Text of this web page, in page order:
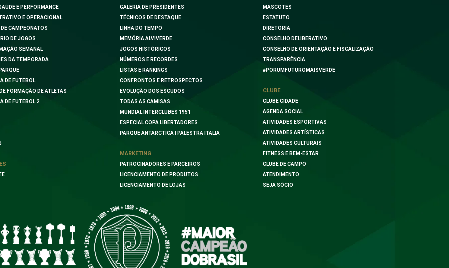
E PERFORMANCE
E OPERACIONAL
CAMPEONATOS
DE JOGOS
SEMANAL
DA TEMPORADA
DE FUTEBOL
FORMAÇÃO DE ATLETAS
DE FUTEBOL 2
GALERIA DE PRESIDENTES
TÉCNICOS DE DESTAQUE
LINHA DO TEMPO
MEMÓRIA ALVIVERDE
JOGOS HISTÓRICOS
NÚMEROS E RECORDES
LISTAS E RANKINGS
CONFRONTOS E RETROSPECTOS
EVOLUÇÃO DOS ESCUDOS
TODAS AS CAMISAS
MUNDIAL INTERCLUBES 1951
ESPECIAL COPA LIBERTADORES
PARQUE ANTARCTICA | PALESTRA ITALIA
MARKETING
PATROCINADORES E PARCEIROS
LICENCIAMENTO DE PRODUTOS
LICENCIAMENTO DE LOJAS
MASCOTES
ESTATUTO
DIRETORIA
CONSELHO DELIBERATIVO
CONSELHO DE ORIENTAÇÃO E FISCALIZAÇÃO
TRANSPARÊNCIA
#PORUMFUTUROMAISVERDE
CLUBE
CLUBE CIDADE
AGENDA SOCIAL
ATIVIDADES ESPORTIVAS
ATIVIDADES ARTÍSTICAS
ATIVIDADES CULTURAIS
FITNESS E BEM-ESTAR
CLUBE DE CAMPO
ATENDIMENTO
SEJA SÓCIO